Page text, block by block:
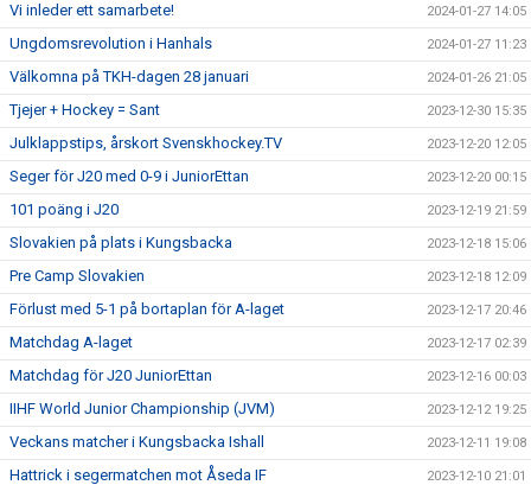
Vi inleder ett samarbete! 2024-01-27 14:05
Ungdomsrevolution i Hanhals 2024-01-27 11:23
Välkomna på TKH-dagen 28 januari 2024-01-26 21:05
Tjejer + Hockey = Sant 2023-12-30 15:35
Julklappstips, årskort Svenskhockey.TV 2023-12-20 12:05
Seger för J20 med 0-9 i JuniorEttan 2023-12-20 00:15
101 poäng i J20 2023-12-19 21:59
Slovakien på plats i Kungsbacka 2023-12-18 15:06
Pre Camp Slovakien 2023-12-18 12:09
Förlust med 5-1 på bortaplan för A-laget 2023-12-17 20:46
Matchdag A-laget 2023-12-17 02:39
Matchdag för J20 JuniorEttan 2023-12-16 00:03
IIHF World Junior Championship (JVM) 2023-12-12 19:25
Veckans matcher i Kungsbacka Ishall 2023-12-11 19:08
Hattrick i segermatchen mot Åseda IF 2023-12-10 21:01